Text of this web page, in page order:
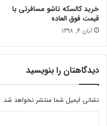
خرید کالسکه تاشو مسافرتی با
قیمت فوق العاده
آبان 4, 1398
دیدگاهتان را بنویسید
نشانی ایمیل شما منتشر نخواهد شد.